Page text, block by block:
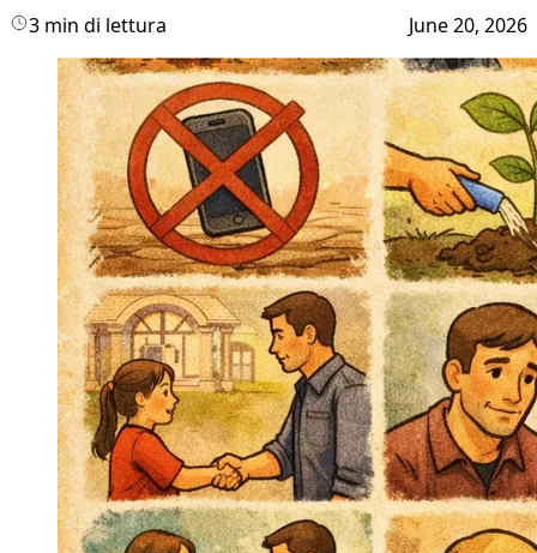
3 min di lettura June 20, 2026